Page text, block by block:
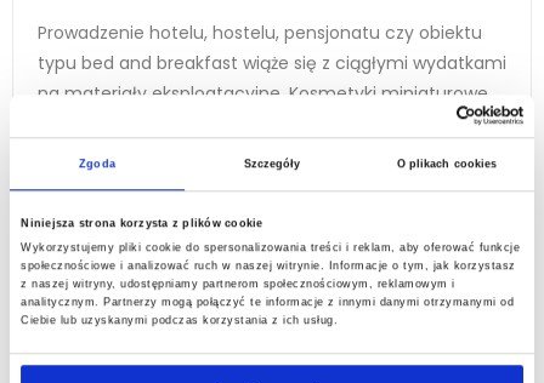
Zgoda Szczegóły O plikach cookies
Niniejsza strona korzysta z plików cookie
Wykorzystujemy pliki cookie do spersonalizowania treści i reklam, aby oferować funkcje
społecznościowe i analizować ruch w naszej witrynie. Informacje o tym, jak korzystasz
z naszej witryny, udostępniamy partnerom społecznościowym, reklamowym i
analitycznym. Partnerzy mogą połączyć te informacje z innymi danymi otrzymanymi od
Ciebie lub uzyskanymi podczas korzystania z ich usług.
Prowadzenie hotelu, hostelu, pensjonatu czy obiektu
typu bed and breakfast wiąże się z ciągłymi wydatkami
na materiały eksploatacyjne. Kosmetyki miniaturowe,
czyli szampony, żele pod prysznic, balsamy do ciała i
mydła w niewielkich opakowaniach, to artykuły, które
zużywają się każdego dnia i muszą być systematycznie
uzupełniane. To samo dotyczy kapci hotelowych,
czepków kąpielowych, zestawów do golenia,
kompletów higienicznych czy akcesoriów takich jak
tacki na kosmetyki, dozowniki do mydła lub wieszaki
jednostkowej, pomnożona przez setki lub tysiące sztuk